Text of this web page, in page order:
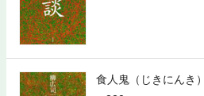
食人鬼（じきにんき